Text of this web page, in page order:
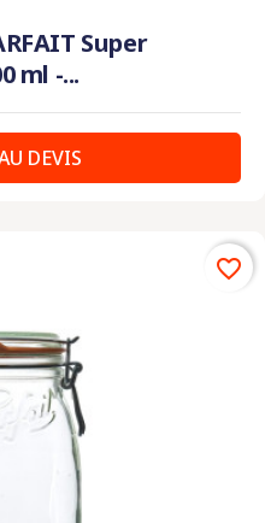
Super
ml -...
DEVIS
favorite_border